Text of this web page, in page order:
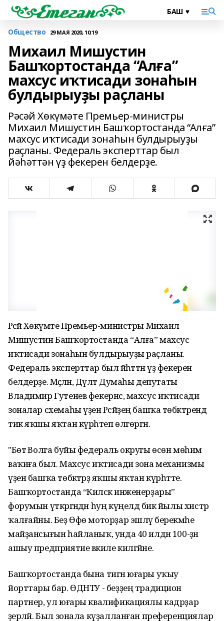
Общество 29 МАЯ 2020, 10:19
Михаил Мишустин
Башҡортостанда “Алға”
махсус иҡтисади зонаһын
булдырыуҙы раҫланы
Рәсәй Хөкүмәте Премьер-министры
Михаил Мишустин Башҡортостанда “Алға”
махсус иҡтисади зонаһын булдырыуҙы
раҫланы. Федераль эксперттар был
йәһәттән үҙ фекерен белдерҙе.
Рәсәй Хөкүмәте Премьер-министры Михаил
Мишустин Башҡортостанда “Алға” махсус
иҡтисади зонаһын булдырыуҙы раҫланы.
Федераль эксперттар был йәһәттән үҙ фекерен
белдерҙе. Мәҫәлән, Дәүләт Думаһы депутаты
Владимир Гутенев фекернсә, махсус иҡтисади
зоналар схемаһы үҙен Рәсәйҙең башҡа төбәктәрендә
тик яҡшы яҡтан күрһәтеп өлгөргән.
"Бөтә Волга буйы федераль округы өсөн мөһим
ваҡиға был. Махсус иҡтисади зона механизмы
үҙен башҡа төбәктәрҙә яҡшы яҡтан күрһәтте.
Башҡортостанда “Киләсәк инженерҙары”
форумын үткәргәндән һуң күңелдә бик йылы хистәр
ҡалғайны. Беҙ Өфө моторҙар эшләү берекмәһе
майҙансығын һайланыҡ, унда 40 илдән 100-ҙән
ашыу предприятие вәкиле килгәйне.
Башҡортостанда бына тигән юғары уҡыу
йорттары бар. ӨДНТУ - беҙҙең традицион
партнер, ул юғары квалификациялы кадрҙар
әҙерләй. Был зонала күҙалланған преференциялар